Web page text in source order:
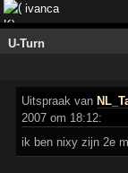
ivanca
U-Turn
Uitspraak van
2007 om 18:12:
ik ben nixy zijn 2e